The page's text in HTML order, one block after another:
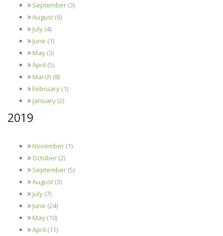
September (3)
August (6)
July (4)
June (1)
May (3)
April (5)
March (8)
February (1)
January (2)
2019
November (1)
October (2)
September (5)
August (3)
July (7)
June (24)
May (10)
April (11)